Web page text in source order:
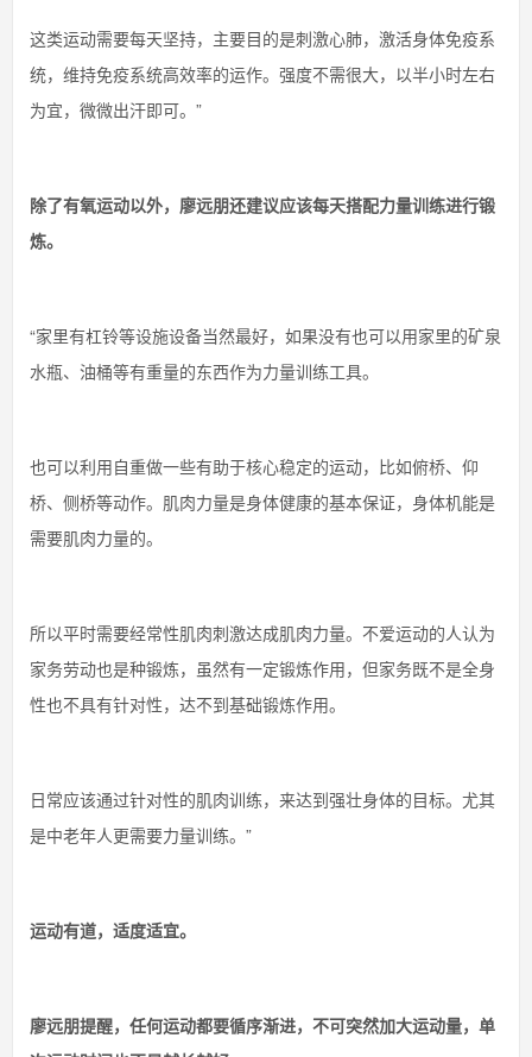
这类运动需要每天坚持，主要目的是刺激心肺，激活身体免疫系
统，维持免疫系统高效率的运作。强度不需很大，以半小时左右
为宜，微微出汗即可。”
除了有氧运动以外，廖远朋还建议应该每天搭配力量训练进行锻
炼。
“家里有杠铃等设施设备当然最好，如果没有也可以用家里的矿泉
水瓶、油桶等有重量的东西作为力量训练工具。
也可以利用自重做一些有助于核心稳定的运动，比如俯桥、仰
桥、侧桥等动作。肌肉力量是身体健康的基本保证，身体机能是
需要肌肉力量的。
所以平时需要经常性肌肉刺激达成肌肉力量。不爱运动的人认为
家务劳动也是种锻炼，虽然有一定锻炼作用，但家务既不是全身
性也不具有针对性，达不到基础锻炼作用。
日常应该通过针对性的肌肉训练，来达到强壮身体的目标。尤其
是中老年人更需要力量训练。”
运动有道，适度适宜。
廖远朋提醒，任何运动都要循序渐进，不可突然加大运动量，单